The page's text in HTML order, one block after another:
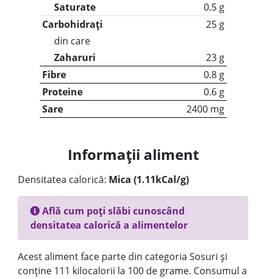
Saturate
0.5 g
Carbohidrați
25 g
din care
Zaharuri
23 g
Fibre
0.8 g
Proteine
0.6 g
Sare
2400 mg
Informații aliment
Densitatea calorică: Mica (1.11kCal/g)
Află cum poți slăbi cunoscând
densitatea calorică a alimentelor
Acest aliment face parte din categoria Sosuri și
conține 111 kilocalorii la 100 de grame. Consumul a